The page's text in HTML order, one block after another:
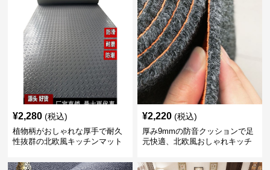
¥2,280 (税込)
植物柄がおしゃれな厚手で耐久
性抜群の北欧風キッチンマット
¥2,220 (税込)
厚み9mmの防音クッションで足
元快適、北欧風おしゃれキッチ